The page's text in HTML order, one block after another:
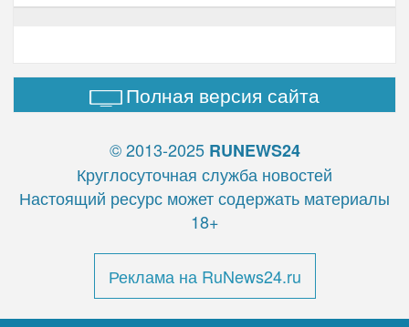
Полная версия сайта
© 2013-2025 RUNEWS24
Круглосуточная служба новостей
Настоящий ресурс может содержать материалы
18+
Реклама на RuNews24.ru